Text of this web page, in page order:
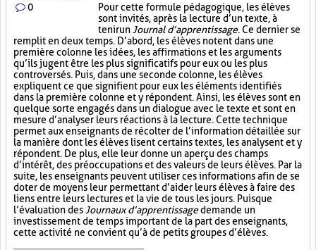
0
Pour cette formule pédagogique, les élèves
sont invités, après la lecture d’un texte, à
tenir un Journal d’apprentissage. Ce dernier se
remplit en deux temps. D’abord, les élèves notent dans une
première colonne les idées, les affirmations et les arguments
qu’ils jugent être les plus significatifs pour eux ou les plus
controversés. Puis, dans une seconde colonne, les élèves
expliquent ce que signifient pour eux les éléments identifiés
dans la première colonne et y répondent. Ainsi, les élèves sont en
quelque sorte engagés dans un dialogue avec le texte et sont en
mesure d’analyser leurs réactions à la lecture. Cette technique
permet aux enseignants de récolter de l’information détaillée sur
la manière dont les élèves lisent certains textes, les analysent et y
répondent. De plus, elle leur donne un aperçu des champs
d’intérêt, des préoccupations et des valeurs de leurs élèves. Par la
suite, les enseignants peuvent utiliser ces informations afin de se
doter de moyens leur permettant d’aider leurs élèves à faire des
liens entre leurs lectures et la vie de tous les jours. Puisque
l’évaluation des Journaux d’apprentissagedemande un
investissement de temps important de la part des enseignants,
cette activité ne convient qu’à de petits groupes d’élèves.